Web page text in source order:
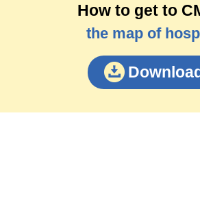
How to get to
the map of